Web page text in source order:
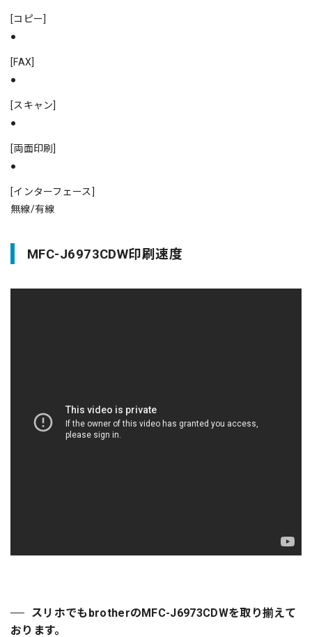
[コピー]
●
[FAX]
●
[スキャン]
●
[両面印刷]
●
[インターフェース]
無線/有線
MFC-J6973CDW印刷速度
スリホでもbrotherのMFC-J6973CDWを取り揃えて
おります。